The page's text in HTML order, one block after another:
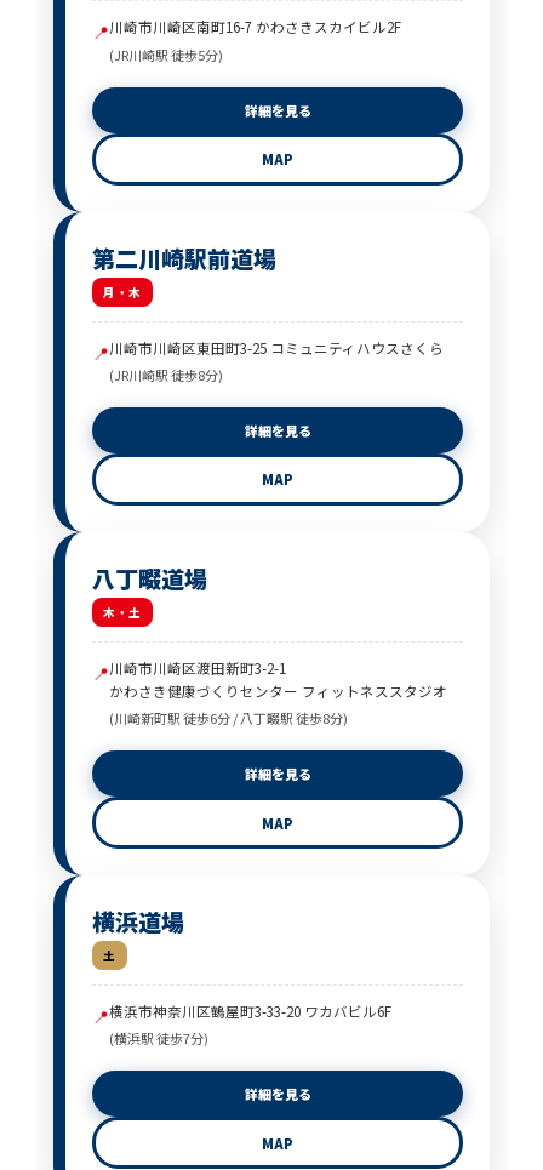
📍川崎市川崎区南町16-7 かわさきスカイビル2F
(JR川崎駅 徒歩5分)
詳細を見る
MAP
第二川崎駅前道場
月・木
📍川崎市川崎区東田町3-25 コミュニティハウスさくら
(JR川崎駅 徒歩8分)
詳細を見る
MAP
八丁畷道場
木・土
📍川崎市川崎区渡田新町3-2-1
かわさき健康づくりセンター フィットネススタジオ
(川崎新町駅 徒歩6分 / 八丁畷駅 徒歩8分)
詳細を見る
MAP
横浜道場
土
📍横浜市神奈川区鶴屋町3-33-20 ワカバビル6F
(横浜駅 徒歩7分)
詳細を見る
MAP